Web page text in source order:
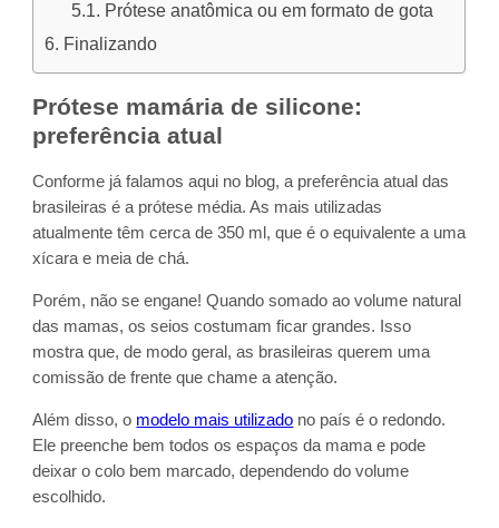
Prótese anatômica ou em formato de gota
Finalizando
Prótese mamária de silicone:
preferência atual
Conforme já falamos aqui no blog, a preferência atual das
brasileiras é a prótese média. As mais utilizadas
atualmente têm cerca de 350 ml, que é o equivalente a uma
xícara e meia de chá.
Porém, não se engane! Quando somado ao volume natural
das mamas, os seios costumam ficar grandes. Isso
mostra que, de modo geral, as brasileiras querem uma
comissão de frente que chame a atenção.
Além disso, o modelo mais utilizado no país é o redondo.
Ele preenche bem todos os espaços da mama e pode
deixar o colo bem marcado, dependendo do volume
escolhido.